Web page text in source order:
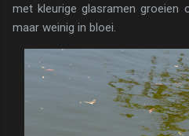
met kleurige glasramen groeien
maar weinig in bloei.